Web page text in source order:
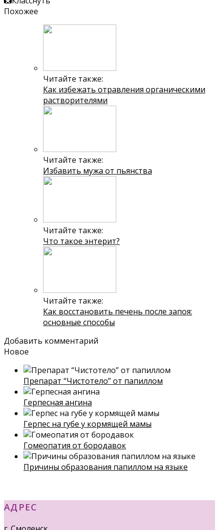
Похожее
Читайте также:
Как избежать отравления органическими
растворителями
Читайте также:
Избавить мужа от пьянства
Читайте также:
Что такое энтерит?
Читайте также:
Как восстановить печень после запоя:
основные способы
Добавить комментарий
Новое
Препарат “Чистотело” от папиллом
Герпесная ангина
Герпес на губе у кормящей мамы
Гомеопатия от бородавок
Причины образования папиллом на языке
АДРЕС